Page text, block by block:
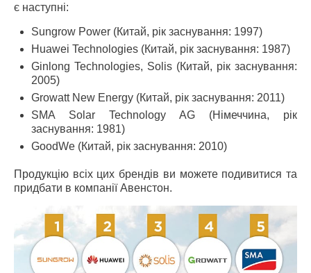
є наступні:
Sungrow Power (Китай, рік заснування: 1997)
Huawei Technologies (Китай, рік заснування: 1987)
Ginlong Technologies, Solis (Китай, рік заснування:
2005)
Growatt New Energy (Китай, рік заснування: 2011)
SMA Solar Technology AG (Німеччина, рік
заснування: 1981)
GoodWe (Китай, рік заснування: 2010)
Продукцію всіх цих брендів ви можете подивитися та
придбати в компанії Авенстон.